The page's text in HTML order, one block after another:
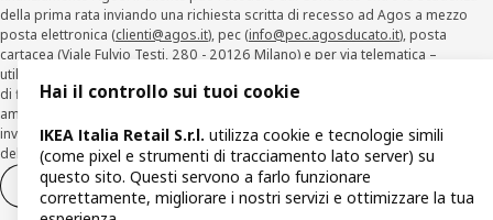
della prima rata inviando una richiesta scritta di recesso ad Agos a mezzo
posta elettronica (clienti@agos.it), pec (info@pec.agosducato.it), posta
cartacea (Viale Fulvio Testi, 280 - 20126 Milano) e per via telematica –
utilizzando la funzionalità sul sito
di finanziamento effettuate con canali a distanza. In caso di pre-
ammortamento, la comunicazione di recesso da parte del Cliente deve essere
inviata, con le modalità di cui sopra entro 30 giorni dalla data di accettazione
della richiesta di finanziamento.
Diritto di recesso
Diritto di recesso per i servizi
Hai il controllo sui tuoi cookie
IKEA Italia Retail S.r.l. utilizza cookie e tecnologie simili
(come pixel e strumenti di tracciamento lato server) su
questo sito. Questi servono a farlo funzionare
correttamente, migliorare i nostri servizi e ottimizzare la tua